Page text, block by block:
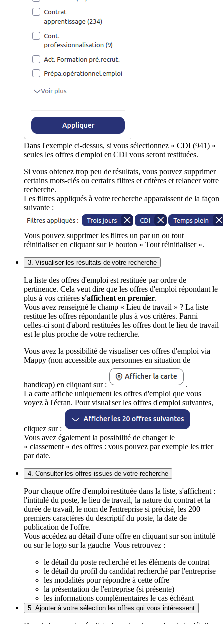
Dans l'exemple ci-dessus, si vous sélectionnez « CDI (941) »
seules les offres d'emploi en CDI vous seront restituées.
Si vous obtenez trop peu de résultats, vous pouvez supprimer
certains mots-clés ou certains filtres et critères et relancer votre
recherche.
Les filtres appliqués à votre recherche apparaissent de la façon
suivante :
Vous pouvez supprimer les filtres un par un ou tout
réinitialiser en cliquant sur le bouton « Tout réinitialiser ».
3. Visualiser les résultats de votre recherche
La liste des offres d'emploi est restituée par ordre de
pertinence. Cela veut dire que les offres d'emploi répondant le
plus à vos critères s'affichent en premier.
Vous avez renseigné le champ « Lieu de travail » ? La liste
restitue les offres répondant le plus à vos critères. Parmi
celles-ci sont d'abord restituées les offres dont le lieu de travail
est le plus proche de votre recherche.
Vous avez la possibilité de visualiser ces offres d'emploi via
Mappy (non accessible aux personnes en situation de
handicap) en cliquant sur :
.
La carte affiche uniquement les offres d'emploi que vous
voyez à l'écran. Pour visualiser les offres d'emploi suivantes,
cliquez sur :
Vous avez également la possibilité de changer le
« classement » des offres : vous pouvez par exemple les trier
par date.
4. Consulter les offres issues de votre recherche
Pour chaque offre d'emploi restituée dans la liste, s'affichent :
l'intitulé du poste, le lieu de travail, la nature du contrat et la
durée de travail, le nom de l'entreprise si précisé, les 200
premiers caractères du descriptif du poste, la date de
publication de l'offre.
Vous accédez au détail d'une offre en cliquant sur son intitulé
ou sur le logo sur la gauche. Vous retrouvez :
le détail du poste recherché et les éléments de contrat
le détail du profil du candidat recherché par l'entreprise
les modalités pour répondre à cette offre
la présentation de l'entreprise (si présente)
les informations complémentaires le cas échéant
5. Ajouter à votre sélection les offres qui vous intéressent